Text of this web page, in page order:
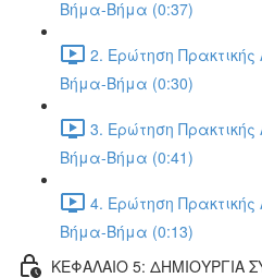
Βήμα-Βήμα (0:37)
2. Ερώτηση
Βήμα-Βήμα (0:30)
3. Ερώτηση
Βήμα-Βήμα (0:41)
4. Ερώτηση
Βήμα-Βήμα (0:13)
ΚΕΦΑΛΑΙΟ 5: ΔΗΜΙΟΥΡΓΙΑ